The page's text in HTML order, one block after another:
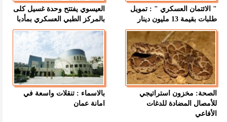
" الائتمان العسكري " : تمويل
طلبات بقيمة 13 مليون دينار
العيسوي يفتتح وحدة غسيل كلى
بالمركز الطبي العسكري بمأدبا
الصحة: مخزون استراتيجي
للأمصال المضادة للدغات
الأفاعي
بالاسماء : تنقلات واسعة في
امانة عمان